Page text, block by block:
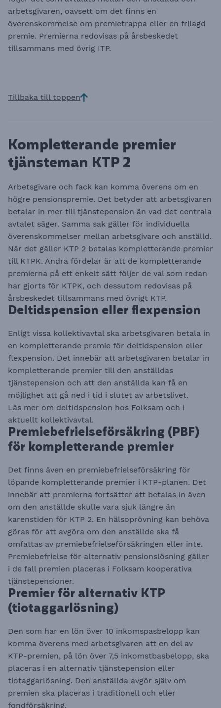
arbetsgivaren, oavsett om det finns en
överenskommelse om premietrappa eller en frilagd
premie. Premierna redovisas på årsbeskedet
tillsammans med övrig ITP.
Tillbaka till toppen
Kompletterande premier
tjänsteman KTP 2
Arbetsgivare och fack kan komma överens om en
högre pensionspremie. Det betyder att arbetsgivaren
betalar in mer till tjänstepension än vad det centrala
avtalet säger. Samma sak gäller för individuella
överenskommelser mellan arbetsgivare och anställd.
När det gäller KTP 2 betalas kompletterande premier
till KTPK. Andra fördelar är att de kompletterande
premierna på ett enkelt sätt följer de val som redan
har gjorts för KTPK, och dessutom redovisas på
årsbeskedet tillsammans med övrigt KTP.
Deltidspension eller flexpension
Enligt vissa kollektivavtal ska arbetsgivaren betala in
en kompletterande premie för deltidspension eller
flexpension. Det innebär att arbetsgivaren betalar in
kompletterande premier till den anställdas
tjänstepension och att den anställda kan få en
möjlighet att gå ned i tid i slutet av arbetslivet.
Läs mer om deltidspension hos Folksam och i
aktuellt kollektivavtal.
Premiebefrielseförsäkring (PBF)
för kompletterande premier
Det finns även en premiebefrielseförsäkring för
löpande kompletterande premier i KTP-planen. Det
innebär att premierna fortsätter att betalas in även
om den anställde skulle vara sjuk längre än
karenstiden för KTP 2. En hälsoprövning kan behöva
göras för att avgöra om den anställde ska få
omfattas av premiebefrielseförsäkringen eller inte.
Premiebefrielse för alternativ pensionslösning gäller
i de fall premien placeras i Folksam kooperativa
tjänstepensioner.​​​
Premier för alternativ KTP
(tiotaggarlösning)
Den som har en lön över 10 inkomspasbelopp kan
komma överens med arbetsgivaren att en del av
KTP-premien, på lön över 7,5 inkomstbasbelopp, ska
placeras i en alternativ tjänstepension eller
tiotaggarlösning. Den anställda avgör själv om
premien ska placeras i traditionell och eller
fondförsäkring.